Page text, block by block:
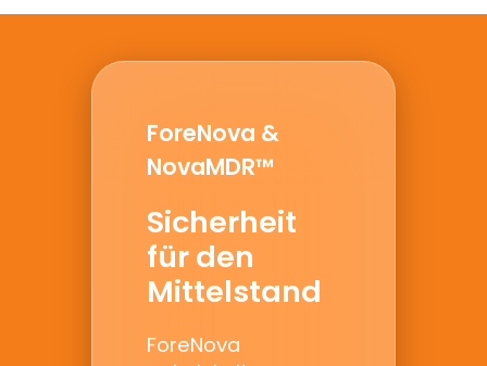
ForeNova &
NovaMDR™
Sicherheit
für den
Mittelstand
ForeNova